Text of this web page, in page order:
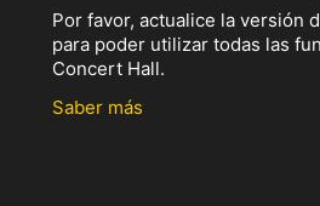
Por favor, actualice la versión
para poder utilizar todas las
Concert Hall.
Saber más